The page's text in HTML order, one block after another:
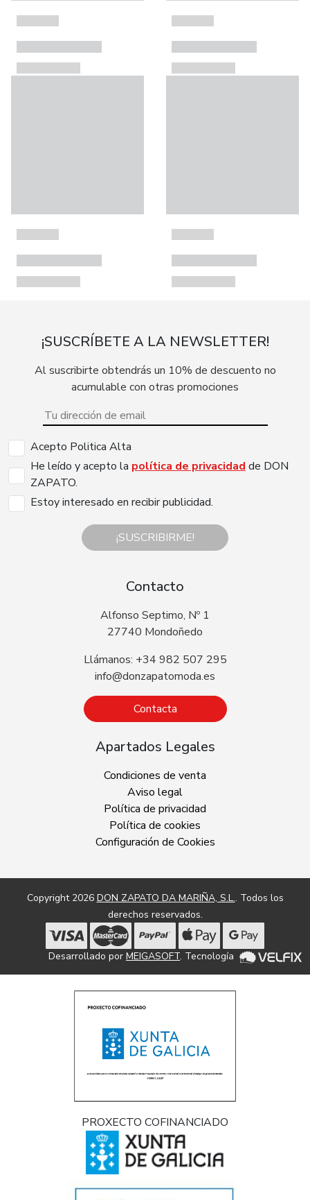
¡SUSCRÍBETE A LA NEWSLETTER!
Al suscribirte obtendrás un 10% de descuento no
acumulable con otras promociones
Acepto Politica Alta
He leído y acepto la política de privacidad de DON
ZAPATO.
Estoy interesado en recibir publicidad.
¡SUSCRIBIRME!
Contacto
Alfonso Septimo, Nº 1
27740 Mondoñedo
Llámanos: +34 982 507 295
info@donzapatomoda.es
Contacta
Apartados Legales
Condiciones de venta
Aviso legal
Política de privacidad
Política de cookies
Configuración de Cookies
Copyright 2026 DON ZAPATO DA MARIÑA, S.L.. Todos los
derechos reservados.
Desarrollado por MEIGASOFT. Tecnología
PROXECTO COFINANCIADO